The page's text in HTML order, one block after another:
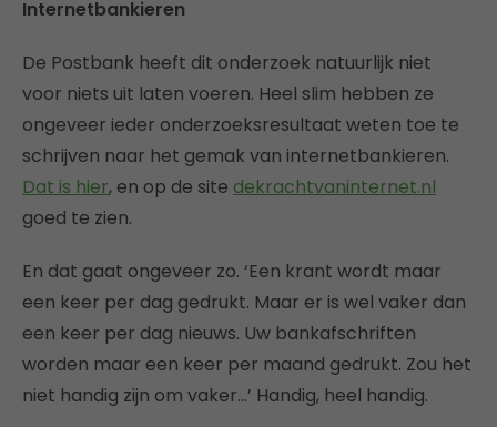
Internetbankieren
De Postbank heeft dit onderzoek natuurlijk niet
voor niets uit laten voeren. Heel slim hebben ze
ongeveer ieder onderzoeksresultaat weten toe te
schrijven naar het gemak van internetbankieren.
Dat is hier, en op de site dekrachtvaninternet.nl
goed te zien.
En dat gaat ongeveer zo. ‘Een krant wordt maar
een keer per dag gedrukt. Maar er is wel vaker dan
een keer per dag nieuws. Uw bankafschriften
worden maar een keer per maand gedrukt. Zou het
niet handig zijn om vaker…’ Handig, heel handig.